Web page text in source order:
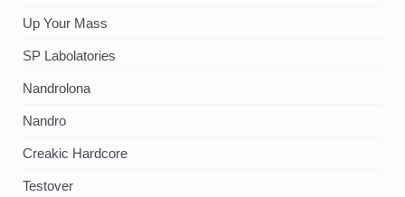
Up Your Mass
SP Labolatories
Nandrolona
Nandro
Creakic Hardcore
Testover